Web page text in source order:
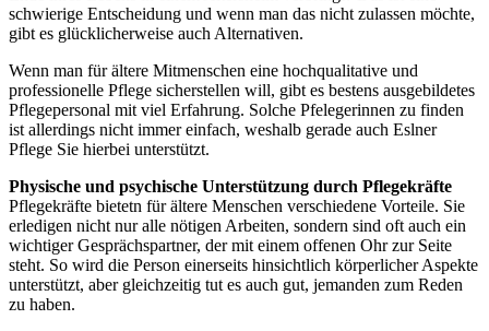
schwierige Entscheidung und wenn man das nicht zulassen möchte,
gibt es glücklicherweise auch Alternativen.
Wenn man für ältere Mitmenschen eine hochqualitative und
professionelle Pflege sicherstellen will, gibt es bestens ausgebildetes
Pflegepersonal mit viel Erfahrung. Solche Pfelegerinnen zu finden
ist allerdings nicht immer einfach, weshalb gerade auch Eslner
Pflege Sie hierbei unterstützt.
Physische und psychische Unterstützung durch Pflegekräfte
Pflegekräfte bietetn für ältere Menschen verschiedene Vorteile. Sie
erledigen nicht nur alle nötigen Arbeiten, sondern sind oft auch ein
wichtiger Gesprächspartner, der mit einem offenen Ohr zur Seite
steht. So wird die Person einerseits hinsichtlich körperlicher Aspekte
unterstützt, aber gleichzeitig tut es auch gut, jemanden zum Reden
zu haben.